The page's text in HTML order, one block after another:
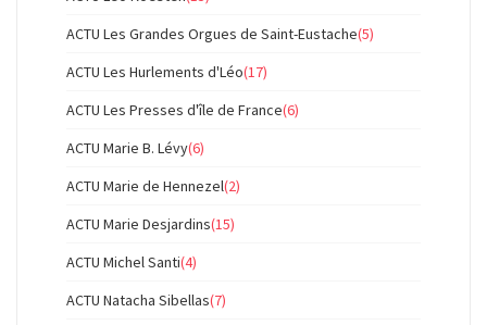
ACTU Les Grandes Orgues de Saint-Eustache(5)
ACTU Les Hurlements d'Léo(17)
ACTU Les Presses d'île de France(6)
ACTU Marie B. Lévy(6)
ACTU Marie de Hennezel(2)
ACTU Marie Desjardins(15)
ACTU Michel Santi(4)
ACTU Natacha Sibellas(7)